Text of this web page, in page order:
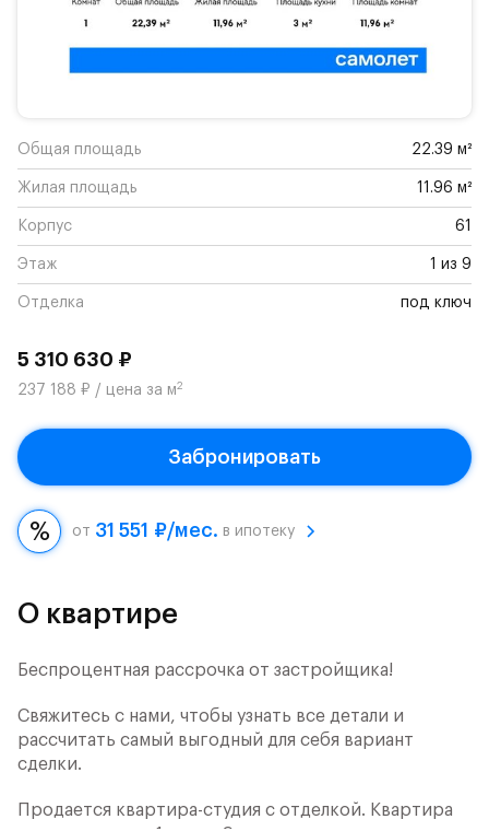
Общая площадь 22.39 м²
Жилая площадь 11.96 м²
Корпус 61
Этаж 1 из 9
Отделка под ключ
5 310 630 ₽
237 188 ₽ / цена за м2
Забронировать
от 31 551 ₽/мес. в ипотеку
О квартире
Беспроцентная рассрочка от застройщика!
Свяжитесь с нами, чтобы узнать все детали и
рассчитать самый выгодный для себя вариант
сделки.
Продается квартира-студия с отделкой. Квартира